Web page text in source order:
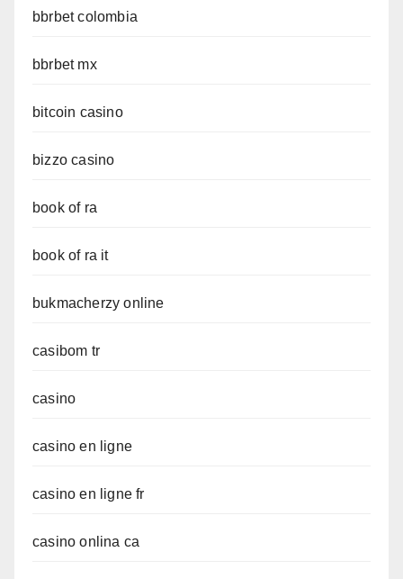
bbrbet colombia
bbrbet mx
bitcoin casino
bizzo casino
book of ra
book of ra it
bukmacherzy online
casibom tr
casino
casino en ligne
casino en ligne fr
casino onlina ca